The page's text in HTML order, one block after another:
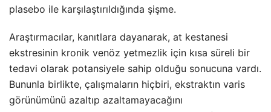
plasebo ile karşılaştırıldığında şişme.
Araştırmacılar, kanıtlara dayanarak, at kestanesi
ekstresinin kronik venöz yetmezlik için kısa süreli bir
tedavi olarak potansiyele sahip olduğu sonucuna vardı.
Bununla birlikte, çalışmaların hiçbiri, ekstraktın varis
görünümünü azaltıp azaltamayacağını